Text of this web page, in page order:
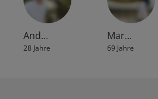
And…
28 Jahre
Mar…
69 Jahre